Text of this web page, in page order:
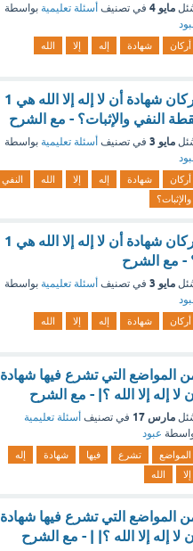
مايو 4 في تصنيف أسئلة تعليمية بواسطة
أركان شهادة إله إلا الله
أركان شهادة أن لا إله إلا الله هي 1
النفي والإثبات؟ - مع الشرح
مايو 3 في تصنيف أسئلة تعليمية بواسطة
أركان شهادة إله إلا الله
النفي
والإثبات؟
أركان شهادة أن لا إله إلا الله هي 1
- مع الشرح
مايو 3 في تصنيف أسئلة تعليمية بواسطة
أركان شهادة إله إلا الله
المواضع التي تشرع فيها شهادة
لا إله إلا الله ؟| - مع الشرح
مارس 17 في تصنيف أسئلة تعليمية
عبود
المواضع تشرع فيها شهادة
إله
إلا
الله
المواضع التي تشرع فيها شهادة
لا إله إلا الله ؟| | - مع الشرح